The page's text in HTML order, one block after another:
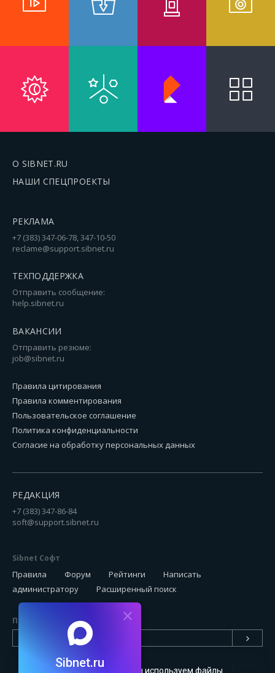
О SIBNET.RU
НАШИ СПЕЦПРОЕКТЫ
РЕКЛАМА
+7 (383) 347-06-78, 347-10-50
reclame@support.sibnet.ru
ТЕХПОДДЕРЖКА
Отправить сообщение:
help.sibnet.ru
ВАКАНСИИ
Отправить резюме:
job@sibnet.ru
Правила цитирования
Правила комментирования
Пользовательское соглашение
Политика конфиденциальности
Согласие на обработку персональных данных
РЕДАКЦИЯ
+7 (383) 347-86-84
soft@support.sibnet.ru
Sibnet Софт
Правила Форум Рейтинги
Написать
администратору
Расширенный поиск
Подписаться на новинки
Чтобы сайт был удобным, мы используем файлы
Sibnet.ru